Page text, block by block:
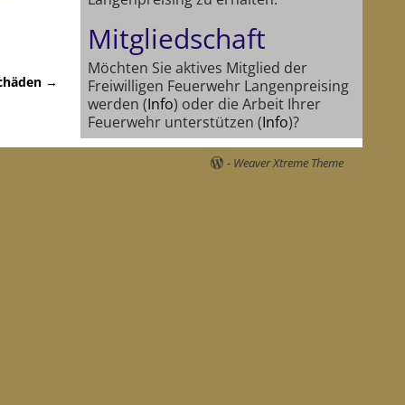
→
Mitgliedschaft
Möchten Sie aktives Mitglied der
Freiwilligen Feuerwehr Langenpreising
werden (Info) oder die Arbeit Ihrer
Feuerwehr unterstützen (Info)?
- Weaver Xtreme Theme